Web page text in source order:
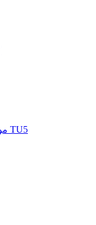
کامپیوتر ECU موتور TU5